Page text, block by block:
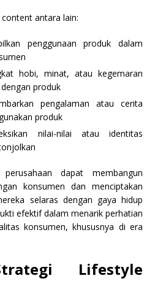
antara lain:
penggunaan produk dalam
hobi, minat, atau kegemaran
produk
pengalaman atau cerita
produk
nilai-nilai atau identitas
dapat membangun
konsumen dan menciptakan
selaras dengan gaya hidup
efektif dalam menarik perhatian
konsumen, khususnya di era
Lifestyle